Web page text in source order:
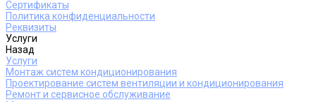
Сертификаты
Политика конфиденциальности
Реквизиты
Услуги
Назад
Услуги
Монтаж систем кондиционирования
Проектирование систем вентиляции и кондиционирования
Ремонт и сервисное обслуживание